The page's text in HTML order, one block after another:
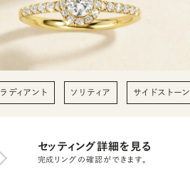
ラディアント ソリティア サイドストーン
セッティング詳細を見る
完成リングの確認ができます。